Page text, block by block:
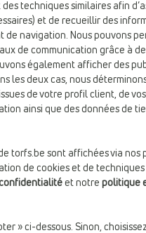
techniques similaires afin
et de recueillir des
navigation. Nous pouvons
de communication grâce à
également afficher des
les deux cas, nous
de votre profil client, de
ainsi que des données de
torfs.be sont affichées via nos
de cookies et de techniques
et notre politique
» ci-dessous. Sinon,